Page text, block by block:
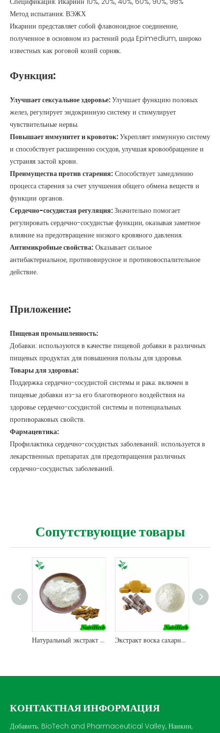
Метод испытания: ВЭЖХ
Икариин представляет собой флавоноидное соединение,
полученное в основном из растений рода Epimedium, широко
известных как роговой козий сорняк.
Функция:
Улучшает сексуальное здоровье:Улучшает функцию половых
желез, регулирует эндокринную систему и стимулирует
чувствительные нервы.
Повышает иммунитет и кровоток:Укрепляет иммунную систему
и способствует расширению сосудов, улучшая кровообращение и
устраняя застой крови.
Преимущества против старения: Способствует замедлению
процесса старения за счет улучшения общего обмена веществ и
функции органов.
Сердечно-сосудистая регуляция:Значительно помогает
регулировать сердечно-сосудистые функции, оказывая заметное
влияние на предотвращение низкого кровяного давления.
Антимикробные свойства: Оказывает сильное
антибактериальное, противовирусное и противовоспалительное
действие.
Приложение:
Пищевая промышленность:
Добавки: используются в качестве пищевой добавки в различных
пищевых продуктах для повышения пользы для здоровья.
Товары для здоровья:
Поддержка сердечно-сосудистой системы и рака: включен в
пищевые добавки из-за его благотворного воздействия на
здоровье сердечно-сосудистой системы и потенциальных
противораковых свойств.
Фармацевтика:
Профилактика сердечно-сосудистых заболеваний: используется в
лекарственных препаратах для предотвращения различных
сердечно-сосудистых заболеваний.
Сопутствующие товары
Натуральный экстракт Polygonum Cuspidatum Полидатиновый порошок Экстракт воска сахарного тростника Поликозанол Октакозанол Порошок
КОНТАКТНАЯ ИНФОРМАЦИЯ
Добавить: BioTech and Pharmaceutical Valley, Нанкин,